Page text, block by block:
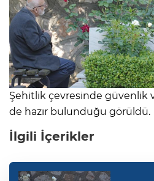
Şehitlik çevresinde güvenlik
de hazır bulunduğu görüldü.
İlgili İçerikler